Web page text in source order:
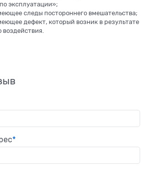
эксплуатации»;
следы постороннего вмешательства;
дефект, который возник в результате
воздействия.